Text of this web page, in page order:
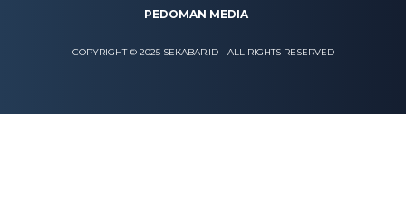
PEDOMAN MEDIA
COPYRIGHT © 2025 SEKABAR.ID - ALL RIGHTS RESERVED